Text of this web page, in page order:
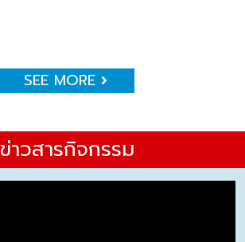
SEE MORE
ข่าวสารกิจกรรม